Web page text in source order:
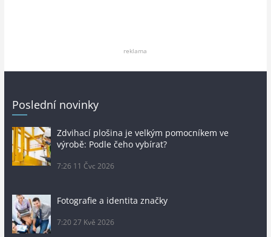
reklama
Poslední novinky
Zdvihací plošina je velkým pomocníkem ve
výrobě: Podle čeho vybírat?
7:26 11 Čvc 2026
Fotografie a identita značky
7:20 27 Kvě 2026